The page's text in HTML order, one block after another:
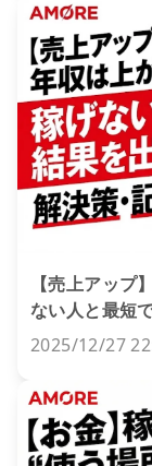
【売上アッ
ない人と最短
2025/12/27